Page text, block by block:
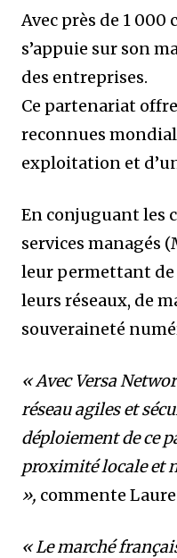
Avec près de 1
s’appuie sur son
des entreprises.
Ce partenariat
reconnues
exploitation et
En conjuguant les
services managés
leur permettant de
leurs réseaux, de
souveraineté
« Avec Versa
réseau agiles et
déploiement de ce
proximité locale et
», commente
« Le marché